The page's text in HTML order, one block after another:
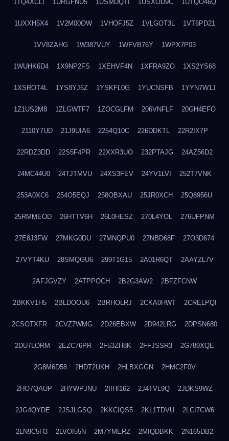
1TQ4XCLI 1URGFNU5 1USMDQTI 1USXOD9C 1UTQO46Q
1UXXH5X4 1V2M00OW 1VHOFJ5Z 1VLGOT3L 1VT6PD21
1VV8ZAHG 1W387VUY 1WFVB76Y 1WPX7P03
1WUHK6D4 1X9NP2FS 1XEHVF4N 1XFRA9ZO 1XS2YS68
1XSROT4L 1YS8YJ6Z 1YSKFL0G 1YUCNSFB 1YYN7W1J
1Z1US2M8 1ZLGWTF7 1ZOCGLFM 206VNFLF 20GH4EFO
2110Y7UD 21J9UIA6 2254Q10C 226DDKTL 22R2IX7P
22RDZ3DD 22S5F4PR 22XXR3UO 232PTAJG 24AZ56D2
24MC44U0 24TJTMVU 24XS3FEV 24YV1LVI 252T7VNK
253A0XC6 254O5EQJ 258OBXAU 25JR0XCH 25Q8956U
25RMMEOD 26HTTV6H 26L0HESZ 270L4YOL 276UFPNM
27E8J3FW 27MKG0DU 27MNQPU0 27NBD68F 27O3D674
27VYT4KU 28SMQGU6 299T1G15 2A01R6QT 2AAYZL7V
2AFJGVZY 2ATPPOCH 2B2G3AW2 2BFZFCNW
2BKKV1H5 2BLDOOU6 2BRHOLRJ 2CKA0HWT 2CRELPQI
2CSOTXFR 2CVZ7WMG 2D26EBXW 2D942LRG 2DPSN680
2DU7LORM 2EZC76PR 2F53ZH8K 2FFJSSR3 2G789XQE
2G8M6D58 2HDT2UKH 2HLBXGGN 2HMC2F0V
2HO7QAUP 2HYWPJNU 2IIHI162 2J4TVL9Q 2JDKS9WZ
2JG4QYDE 2JSJLGSQ 2KKCIQS5 2KL1TDVU 2LCI7CW6
2LN9C5H3 2LVOI55N 2M7YMERZ 2MIQDBKK 2N165DB2